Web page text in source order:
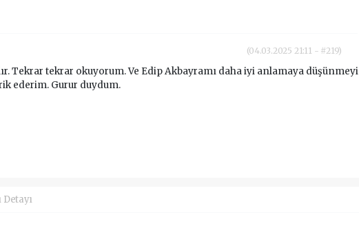
(04.03.2025 21:11 - #219)
Tekrar tekrar okuyorum. Ve Edip Akbayramı daha iyi anlamaya düşünmeyi
ederim. Gurur duydum.
Detayı